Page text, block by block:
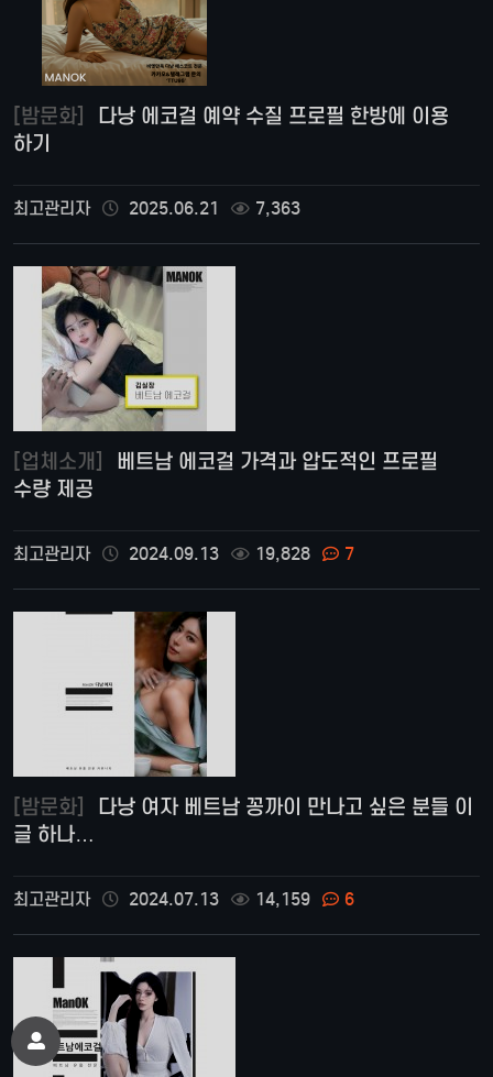
[밤문화]
하기
최고관리자 2025.06.21 7,363
[업체소개]
수량 제공
최고관리자 2024.09.13 19,828 7
[밤문화]
글 하나…
최고관리자 2024.07.13 14,159 6